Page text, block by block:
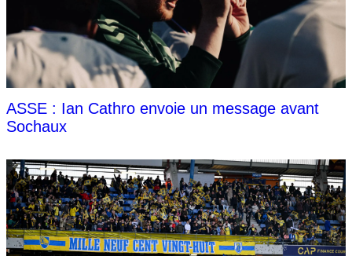
ASSE : Ian Cathro envoie un message avant
Sochaux